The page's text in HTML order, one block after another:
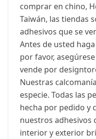
comprar en chino,
Taiwán, las tiendas
adhesivos que se
Antes de usted
por favor,
vende por
Nuestras
especie. Todas las
hecha por pedido y
nuestros adhesivos
interior y exterior